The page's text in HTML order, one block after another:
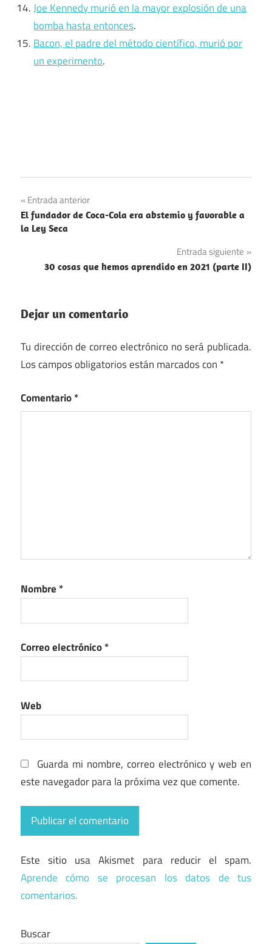
Joe Kennedy murió en la mayor explosión de una
bomba hasta entonces.
Bacon, el padre del método científico, murió por
un experimento.
Recopilación
Navegación
de
Entrada anterior
El fundador de Coca-Cola era abstemio y favorable a
la Ley Seca
Entrada siguiente
30 cosas que hemos aprendido en 2021 (parte II)
Dejar un comentario
Tu dirección de correo electrónico no será publicada.
Los campos obligatorios están marcados con *
Comentario*
Nombre *
Correo electrónico*
Web
Guarda mi nombre, correo electrónico y web en
este navegador para la próxima vez que comente.
Este sitio usa Akismet para reducir el spam.
Aprende cómo se procesan los datos de tus
comentarios.
Buscar